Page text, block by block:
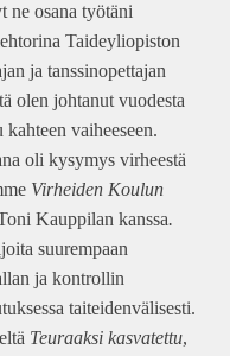
ne osana työtäni
Taideyliopiston
ja tanssinopettajan
olen johtanut vuodesta
vaiheeseen.
oli kysymys virheestä
Virheiden Koulun
Kauppilan kanssa.
suurempaan
ja kontrollin
taiteidenvälisesti.
Teuraaksi kasvatettu,